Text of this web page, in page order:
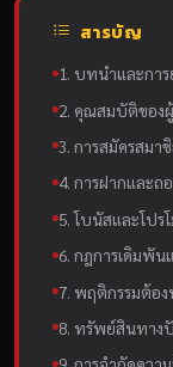
สารบัญ
1. บทนำและกา
2. คุณสมบัติของ
3. การสมัครสม
4. การฝากและถ
5. โบนัสและโปร
6. กฎการเดิมพัน
7. พฤติกรรมต้อ
8. ทรัพย์สินทา